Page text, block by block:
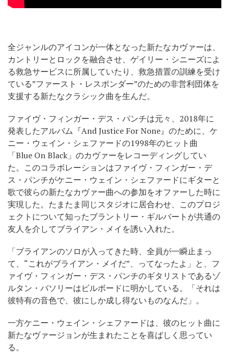
全ジャンルのアイコンが一体となった新たなカヴァーは、
カントリーとロックを融合させ、ゲイリー・シニーズによ
る救急サービスに所属していたり、救急措置の訓練を受け
ている”ファースト・レスポンダー”のための非営利団体を
支援する新たなクラシック曲を生んだ。
ファイヴ・フィンガー・デス・パンチは元々、2018年に
発表したアルバム『And Justice For None』のために、ケ
ニー・ウェイン・シェファードの1998年のヒット曲
「Blue On Black」のカヴァーをレコーディングしてい
た。このコラボレーションはファイヴ・フィンガー・デ
ス・パンチがケニー・ウェイン・シェファードにギターと
歌で彼らの新たなカヴァー曲への参加をオファーした時に
実現した。たまたま同じスタジオに居合わせ、このプロジ
ェクトについて知ったブラントリー・ギルバートが共通の
友人を介してブライアン・メイを誘い入れた。
「ブライアンのソロが入ってきた時、全員が一瞬止まっ
て、“これがブライアン・メイだ”、ってなったよ」と、フ
ァイヴ・フィンガー・デス・パンチのギタリストであるゾ
ルタン・バソリーはビルボードに明かしている。「それは
彼特有の音色で、彼にしか成し得ないものなんだ」。
一方ケニー・ウェイン・シェファードは、彼のヒット曲に
新たなヴァージョンが生まれたことを喜ばしく思ってい
る。